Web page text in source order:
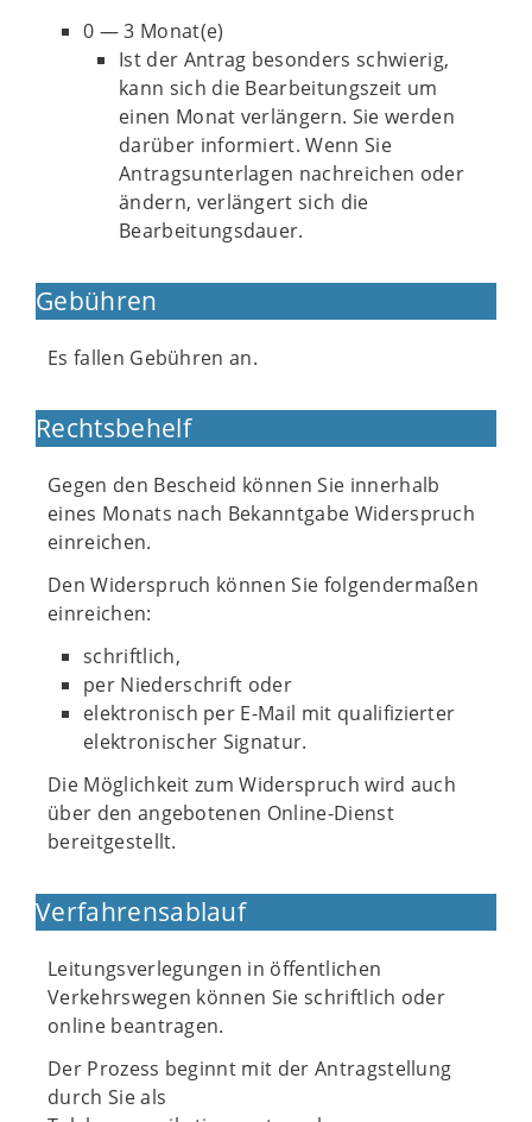
0 — 3 Monat(e)
Ist der Antrag besonders schwierig,
kann sich die Bearbeitungszeit um
einen Monat verlängern. Sie werden
darüber informiert. Wenn Sie
Antragsunterlagen nachreichen oder
ändern, verlängert sich die
Bearbeitungsdauer.
Gebühren
Es fallen Gebühren an.
Rechtsbehelf
Gegen den Bescheid können Sie innerhalb
eines Monats nach Bekanntgabe Widerspruch
einreichen.
Den Widerspruch können Sie folgendermaßen
einreichen:
schriftlich,
per Niederschrift oder
elektronisch per E-Mail mit qualifizierter
elektronischer Signatur.
Die Möglichkeit zum Widerspruch wird auch
über den angebotenen Online-Dienst
bereitgestellt.
Verfahrensablauf
Leitungsverlegungen in öffentlichen
Verkehrswegen können Sie schriftlich oder
online beantragen.
Der Prozess beginnt mit der Antragstellung
durch Sie als